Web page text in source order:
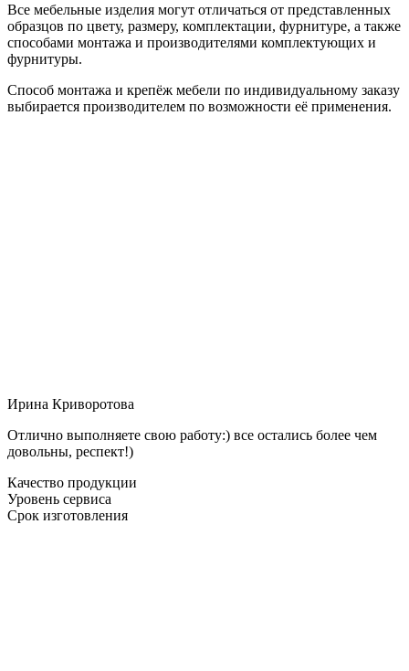
Все мебельные изделия могут отличаться от представленных
образцов по цвету, размеру, комплектации, фурнитуре, а также
способами монтажа и производителями комплектующих и
фурнитуры.
Способ монтажа и крепёж мебели по индивидуальному заказу
выбирается производителем по возможности её применения.
Ирина Криворотова
Отлично выполняете свою работу:) все остались более чем
довольны, респект!)
Качество продукции
Уровень сервиса
Срок изготовления